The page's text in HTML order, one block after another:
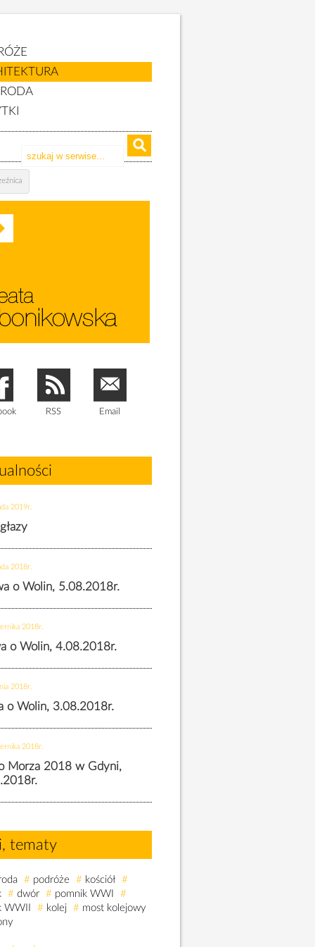
RSS Email
2019r.
2018r.
o Wolin, 5.08.2018r.
2018r.
o Wolin, 4.08.2018r.
2018r.
o Wolin, 3.08.2018r.
2018r.
Morza 2018 w Gdyni,
tematy
# podróże # kościół #
# dwór # pomnik WWI
#
WWII
# kolej # most kolejowy